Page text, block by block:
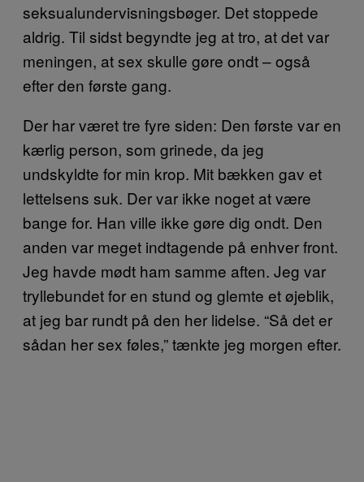
seksualundervisningsbøger. Det stoppede
aldrig. Til sidst begyndte jeg at tro, at det var
meningen, at sex skulle gøre ondt – også
efter den første gang.
Der har været tre fyre siden: Den første var en
kærlig person, som grinede, da jeg
undskyldte for min krop. Mit bækken gav et
lettelsens suk. Der var ikke noget at være
bange for. Han ville ikke gøre dig ondt. Den
anden var meget indtagende på enhver front.
Jeg havde mødt ham samme aften. Jeg var
tryllebundet for en stund og glemte et øjeblik,
at jeg bar rundt på den her lidelse. “Så det er
sådan her sex føles,” tænkte jeg morgen efter.